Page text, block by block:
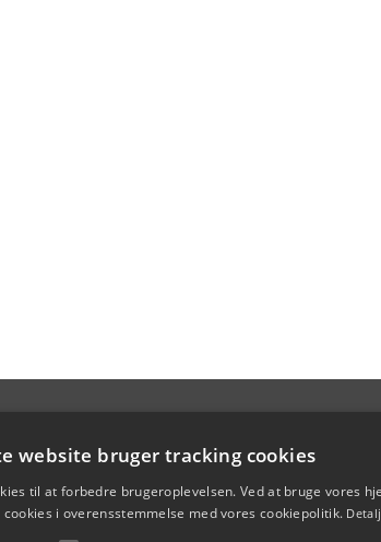
website bruger tracking cookies
til at forbedre brugeroplevelsen. Ved at bruge vores
i overensstemmelse med vores cookiepolitik.